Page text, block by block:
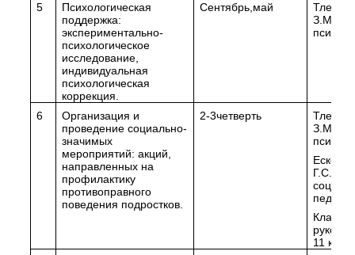
5
Психологическая
поддержка:
экспериментально-
психологическое
исследование,
индивидуальная
психологическая
коррекция.
Сентябрь,май
З.М.
6
Организация и
проведение социально-
значимых
мероприятий: акций,
направленных на
профилактику
противоправного
поведения подростков.
2-3четверть
З.М.
Г.С.,
педагог
11